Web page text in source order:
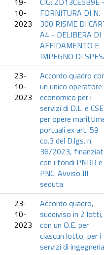
10-
2023
FORNITURA DI N.
300 RISME DI
A4 - DELIBERA DI
AFFIDAMENTO E
IMPEGNO DI
23-
10-
2023
Accordo quadro
un unico operatore
economico per i
servizi di D.L. e CSE
per opere
portuali ex art. 59
co.3 del D.lgs. n.
36/2023,
con i fondi PNRR e
PNC. Avviso III
seduta
23-
10-
2023
Accordo quadro,
suddiviso in 2 lotti,
con un O.E. per
ciascun lotto, per i
servizi di ingegneria